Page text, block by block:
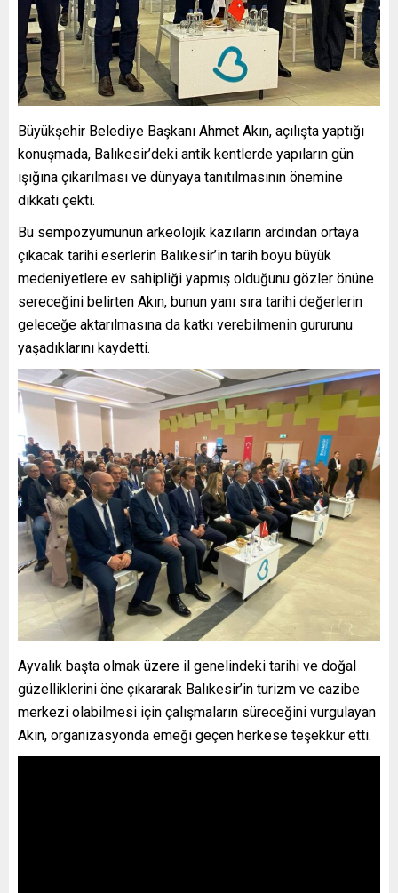
Büyükşehir Belediye Başkanı Ahmet Akın, açılışta yaptığı
konuşmada, Balıkesir’deki antik kentlerde yapıların gün
ışığına çıkarılması ve dünyaya tanıtılmasının önemine
dikkati çekti.
Bu sempozyumunun arkeolojik kazıların ardından ortaya
çıkacak tarihi eserlerin Balıkesir’in tarih boyu büyük
medeniyetlere ev sahipliği yapmış olduğunu gözler önüne
sereceğini belirten Akın, bunun yanı sıra tarihi değerlerin
geleceğe aktarılmasına da katkı verebilmenin gururunu
yaşadıklarını kaydetti.
Ayvalık başta olmak üzere il genelindeki tarihi ve doğal
güzelliklerini öne çıkararak Balıkesir’in turizm ve cazibe
merkezi olabilmesi için çalışmaların süreceğini vurgulayan
Akın, organizasyonda emeği geçen herkese teşekkür etti.